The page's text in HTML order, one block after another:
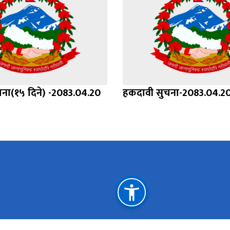
दिने) -2083.04.20 हकदावी सुचना-